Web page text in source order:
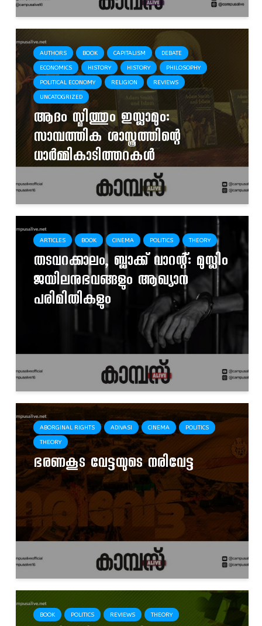
AUTHORS BOOK CAPITALISM DEBATE
ECONOMICS HISTORY HISTORY PHILOSOPHY
POLITICAL ECONOMY RELIGION REVIEWS
UNCATOGRIZED
ആദം സ്മിത്തും ഇസ്ലാമും:
സാമ്പത്തിക ശാസ്ത്രത്തിന്റെ
ധാർമ്മികാടിത്തറകൾ
ARTICLES BOOK CINEMA POLITICS THEORY
തടവറക്കാലം, ബ്ലാക്ക് വാറന്റ്: മുസ്ലിം
ജയിലനുഭവങ്ങളും ആഖ്യാന
പരിമിതികളും
ABORGINAL RIGHTS ADIVASI CINEMA POLITICS
THEORY
ഭരണകൂട വേട്ടയുടെ നരിവേട്ട
BOOK POLITICS REVIEWS THEORY